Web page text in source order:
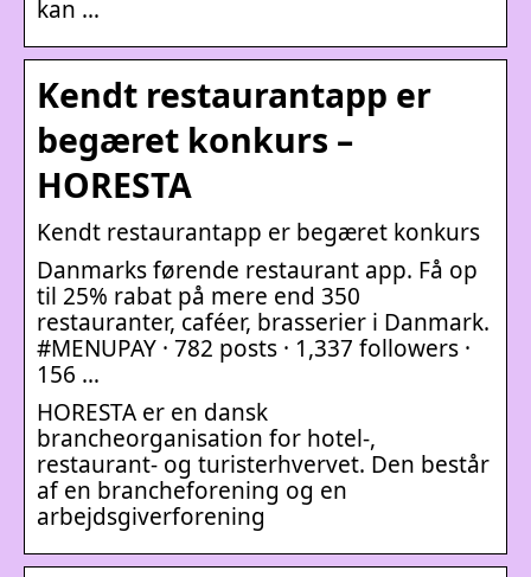
kan …
Kendt restaurantapp er
begæret konkurs –
HORESTA
Kendt restaurantapp er begæret konkurs
Danmarks førende restaurant app. Få op
til 25% rabat på mere end 350
restauranter, caféer, brasserier i Danmark.
#MENUPAY · 782 posts · 1,337 followers ·
156 …
HORESTA er en dansk
brancheorganisation for hotel-,
restaurant- og turisterhvervet. Den består
af en brancheforening og en
arbejdsgiverforening